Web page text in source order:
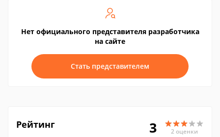
Нет официального представителя разработчика
на сайте
Стать представителем
Рейтинг 3 2 оценки